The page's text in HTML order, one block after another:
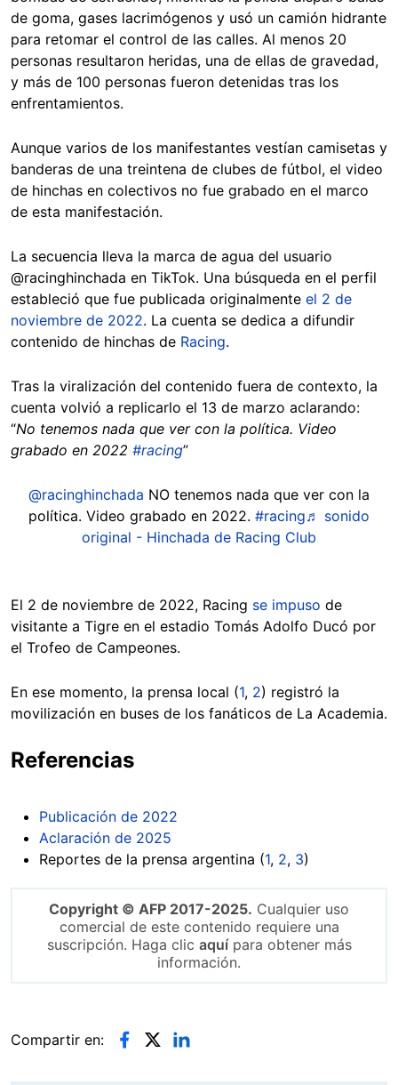
de goma, gases lacrimógenos y usó un camión hidrante
para retomar el control de las calles. Al menos 20
personas resultaron heridas, una de ellas de gravedad,
y más de 100 personas fueron detenidas tras los
enfrentamientos.
Aunque varios de los manifestantes vestían camisetas y
banderas de una treintena de clubes de fútbol, el video
de hinchas en colectivos no fue grabado en el marco
de esta manifestación.
La secuencia lleva la marca de agua del usuario
@racinghinchada en TikTok. Una búsqueda en el perfil
estableció que fue publicada originalmente el 2 de
noviembre de 2022. La cuenta se dedica a difundir
contenido de hinchas de Racing.
Tras la viralización del contenido fuera de contexto, la
cuenta volvió a replicarlo el 13 de marzo aclarando:
“No tenemos nada que ver con la política. Video
grabado en 2022 #racing”
@racinghinchada NO tenemos nada que ver con la
política. Video grabado en 2022. #racing♬ sonido
original - Hinchada de Racing Club
El 2 de noviembre de 2022, Racing se impuso de
visitante a Tigre en el estadio Tomás Adolfo Ducó por
el Trofeo de Campeones.
En ese momento, la prensa local (1, 2) registró la
movilización en buses de los fanáticos de La Academia.
Referencias
Publicación de 2022
Aclaración de 2025
Reportes de la prensa argentina (1, 2, 3)
Copyright © AFP 2017-2025. Cualquier uso
comercial de este contenido requiere una
suscripción. Haga clic aquípara obtener más
información.
Compartir en: